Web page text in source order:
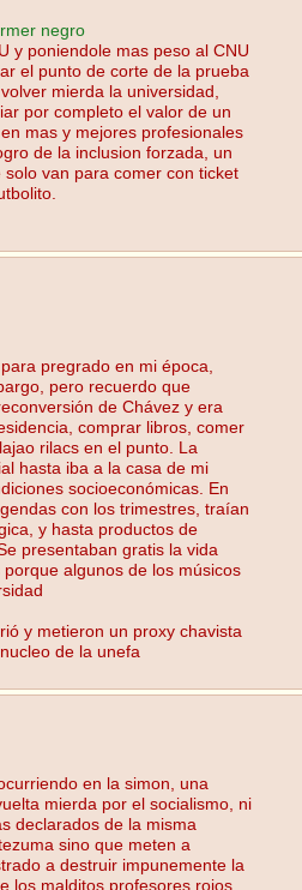
negro
y poniendole mas peso al CNU
el punto de corte de la prueba
mierda la universidad,
por completo el valor de un
mas y mejores profesionales
de la inclusion forzada, un
van para comer con ticket
pregrado en mi época,
pero recuerdo que
de Chávez y era
comprar libros, comer
rilacs en el punto. La
hasta iba a la casa de mi
socioeconómicas. En
con los trimestres, traían
y hasta productos de
presentaban gratis la vida
algunos de los músicos
y metieron un proxy chavista
de la unefa
en la simon, una
mierda por el socialismo, ni
declarados de la misma
sino que meten a
a destruir impunemente la
los malditos profesores rojos